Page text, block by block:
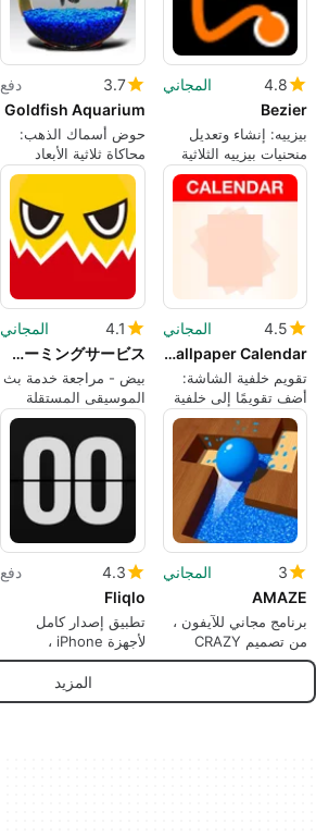
4.8
المجاني
Bezier
بيزييه: إنشاء وتعديل
منحنيات بيزييه الثلاثية
3.7
دفع
Goldfish Aquarium
حوض أسماك الذهب:
محاكاة ثلاثية الأبعاد
مذهلة لآيفون
4.5
المجاني
Wallpaper Calendar
تقويم خلفية الشاشة:
أضف تقويمًا إلى خلفية
يومك
4.1
المجاني
Eggs - インディーズ音楽ストリーミングサービス
بيض - مراجعة خدمة بث
الموسيقى المستقلة
3
المجاني
AMAZE
برنامج مجاني للآيفون ،
من تصميم CRAZY
LABS BY TABTALE
4.3
دفع
Fliqlo
تطبيق إصدار كامل
لأجهزة iPhone ،
بواسطة Yuji Adachi.
المزيد